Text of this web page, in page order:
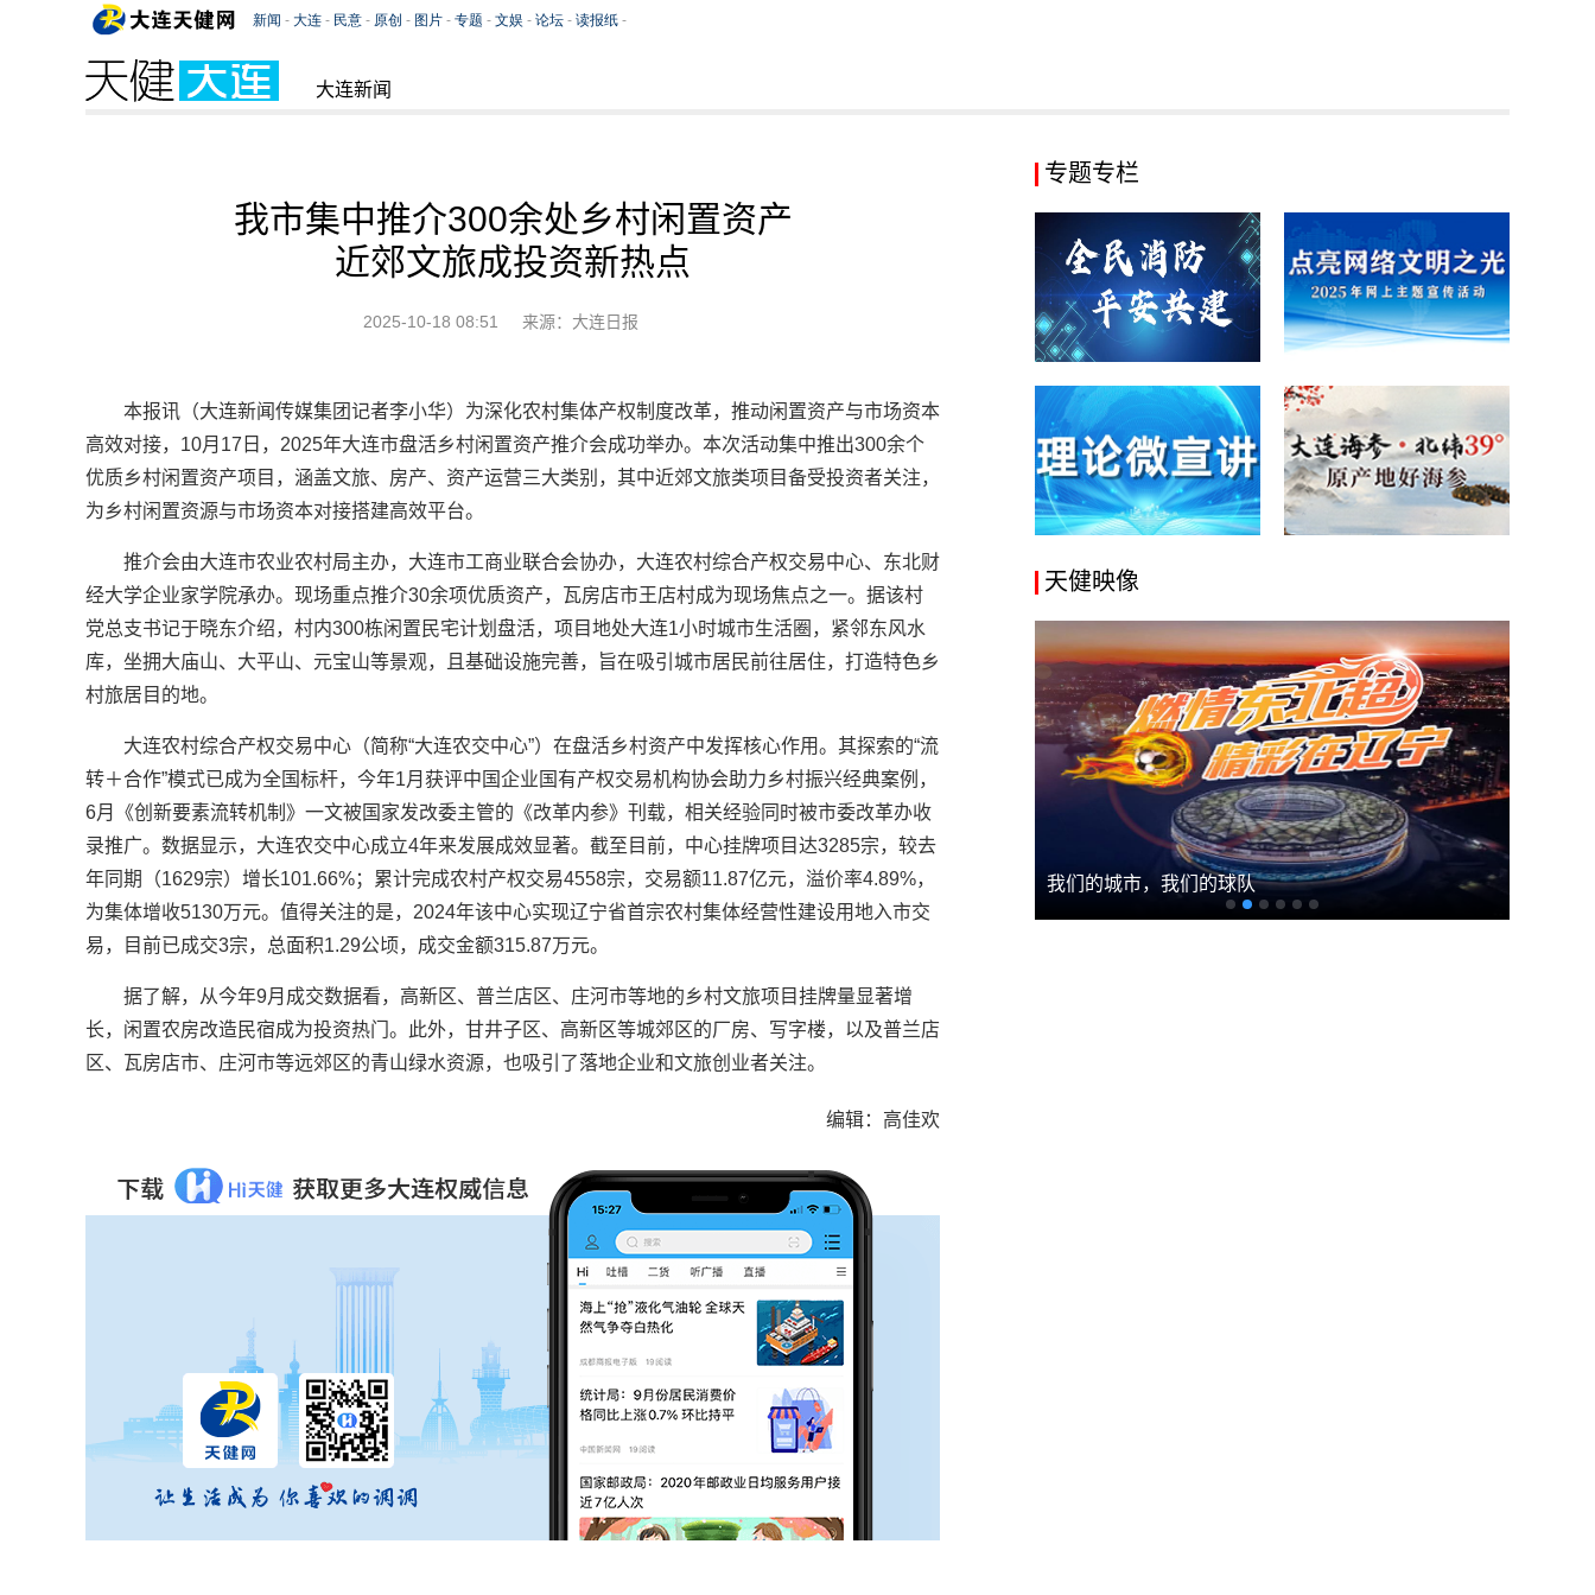
大连新闻
我市集中推介300余处乡村闲置资产
近郊文旅成投资新热点
2025-10-18 08:51 来源：大连日报
本报讯（大连新闻传媒集团记者李小华）为深化农村集体产权制度改革，推动闲置资产与市场资本
高效对接，10月17日，2025年大连市盘活乡村闲置资产推介会成功举办。本次活动集中推出300余个
优质乡村闲置资产项目，涵盖文旅、房产、资产运营三大类别，其中近郊文旅类项目备受投资者关注，
为乡村闲置资源与市场资本对接搭建高效平台。
推介会由大连市农业农村局主办，大连市工商业联合会协办，大连农村综合产权交易中心、东北财
经大学企业家学院承办。现场重点推介30余项优质资产，瓦房店市王店村成为现场焦点之一。据该村
党总支书记于晓东介绍，村内300栋闲置民宅计划盘活，项目地处大连1小时城市生活圈，紧邻东风水
库，坐拥大庙山、大平山、元宝山等景观，且基础设施完善，旨在吸引城市居民前往居住，打造特色乡
村旅居目的地。
大连农村综合产权交易中心（简称“大连农交中心”）在盘活乡村资产中发挥核心作用。其探索的“流
转＋合作”模式已成为全国标杆，今年1月获评中国企业国有产权交易机构协会助力乡村振兴经典案例，
6月《创新要素流转机制》一文被国家发改委主管的《改革内参》刊载，相关经验同时被市委改革办收
录推广。数据显示，大连农交中心成立4年来发展成效显著。截至目前，中心挂牌项目达3285宗，较去
年同期（1629宗）增长101.66%；累计完成农村产权交易4558宗，交易额11.87亿元，溢价率4.89%，
为集体增收5130万元。值得关注的是，2024年该中心实现辽宁省首宗农村集体经营性建设用地入市交
易，目前已成交3宗，总面积1.29公顷，成交金额315.87万元。
据了解，从今年9月成交数据看，高新区、普兰店区、庄河市等地的乡村文旅项目挂牌量显著增
长，闲置农房改造民宿成为投资热门。此外，甘井子区、高新区等城郊区的厂房、写字楼，以及普兰店
区、瓦房店市、庄河市等远郊区的青山绿水资源，也吸引了落地企业和文旅创业者关注。
编辑：高佳欢